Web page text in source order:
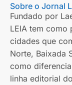
Sobre o Jornal
Fundado por
LEIA tem como
cidades que
Norte, Baixada
como
linha editorial